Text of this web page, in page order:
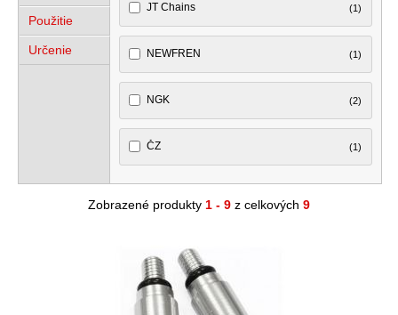
Použitie
Určenie
JT Chains (1)
NEWFREN (1)
NGK (2)
ČZ (1)
Zobrazené produkty 1 - 9 z celkových 9